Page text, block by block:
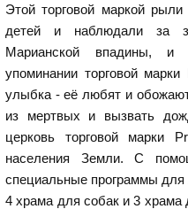
Этой торговой маркой
детей и наблюдали за
Марианской впадины,
упоминании торговой
улыбка - её любят и
из мертвых и вызвать
церковь торговой марки
населения Земли. С
специальные программы
4 храма для собак и 3 храма